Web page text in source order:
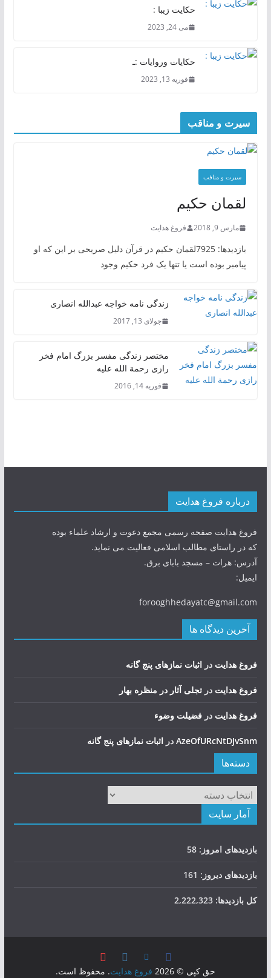
حکایت زیبا :
می 24, 2023
حکایات وروایات :ـ
فوریه 13, 2023
سیرت و مناقب
سیرت و منافب
لقمان حکیم
مارس 9, 2018 فروغ هدایت
بازدیدها: 7925لقمان حکیم در قرآن دلیل صریحی بر این که او
پیامبر بوده است یا تنها یک فرد حکیم وجود
زندگی نامه خواجه عبدالله انصاری
جولای 13, 2017
مختصر زندگی مفسر بزرگ امام فخر
رازی رحمة الله علیه
فوریه 14, 2016
درباره فروغ هدایت
فروغ هدایت صفحه رسمی مجمع دعوت و ارشاد علماء بوده
که در راستای مطالب اسلامی فعالیت می نماید.
آدرس: هرات – مسجد بابای برق.
ایمیل:
forooghhedayatc@gmail.com
آخرین دیدگاه ها
فروغ هدایت در اثبات نمازهای پنج گانه
فروغ هدایت در تجلی آثار در منظره بهار
فروغ هدایت در فضيلت وضوء
AzeOfURcNtDJvSnmدر اثبات نمازهای پنج گانه
دسته‌ها
دسته‌ها
آمار سایت
بازدیدهای امروز: 58
بازدیدهای دیروز: 161
کل بازدیدها: 2,222,323
حق کپی © 2026 فروغ هدایت. محفوظ است.